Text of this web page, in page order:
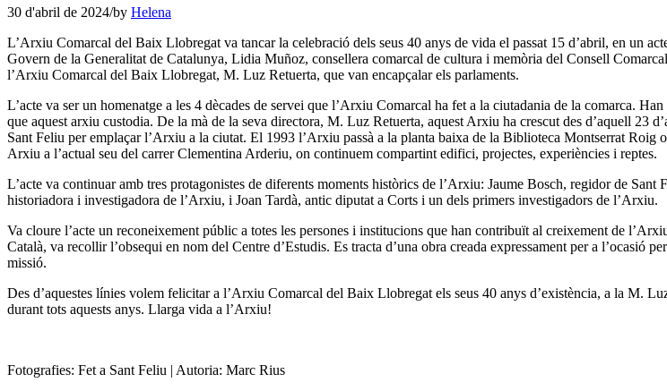
30 d'abril de 2024/by Helena
L’Arxiu Comarcal del Baix Llobregat va tancar la celebració dels seus 40 anys de vida el passat 15 d’abril, en un
Govern de la Generalitat de Catalunya, Lidia Muñoz, consellera comarcal de cultura i memòria del Consell
l’Arxiu Comarcal del Baix Llobregat, M. Luz Retuerta, que van encapçalar els parlaments.
L’acte va ser un homenatge a les 4 dècades de servei que l’Arxiu Comarcal ha fet a la ciutadania de la comarca.
que aquest arxiu custodia. De la mà de la seva directora, M. Luz Retuerta, aquest Arxiu ha crescut des d’aquell 23
Sant Feliu per emplaçar l’Arxiu a la ciutat. El 1993 l’Arxiu passà a la planta baixa de la Biblioteca Montserrat
Arxiu a l’actual seu del carrer Clementina Arderiu, on continuem compartint edifici, projectes, experiències i reptes.
L’acte va continuar amb tres protagonistes de diferents moments històrics de l’Arxiu: Jaume Bosch, regidor de
historiadora i investigadora de l’Arxiu, i Joan Tardà, antic diputat a Corts i un dels primers investigadors de l’Arxiu.
Va cloure l’acte un reconeixement públic a totes les persones i institucions que han contribuït al creixement de
Català, va recollir l’obsequi en nom del Centre d’Estudis. Es tracta d’una obra creada expressament per a l’ocasió
missió.
Des d’aquestes línies volem felicitar a l’Arxiu Comarcal del Baix Llobregat els seus 40 anys d’existència, a la M.
durant tots aquests anys. Llarga vida a l’Arxiu!
Fotografies: Fet a Sant Feliu | Autoria: Marc Rius